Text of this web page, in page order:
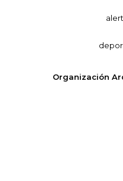
Organización